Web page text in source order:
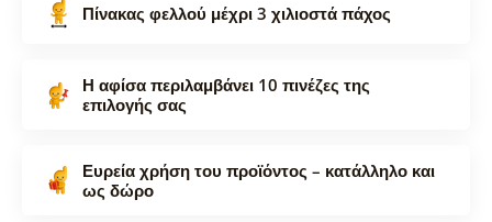
Πίνακας φελλού μέχρι 3 χιλιοστά πάχος
Η αφίσα περιλαμβάνει 10 πινέζες της
επιλογής σας
Ευρεία χρήση του προϊόντος – κατάλληλο και
ως δώρο